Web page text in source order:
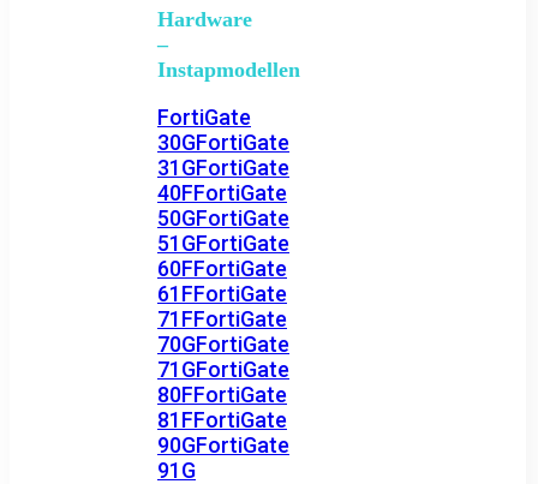
Hardware
–
Instapmodellen
FortiGate
30GFortiGate
31GFortiGate
40FFortiGate
50GFortiGate
51GFortiGate
60FFortiGate
61FFortiGate
71FFortiGate
70GFortiGate
71GFortiGate
80FFortiGate
81FFortiGate
90GFortiGate
91G